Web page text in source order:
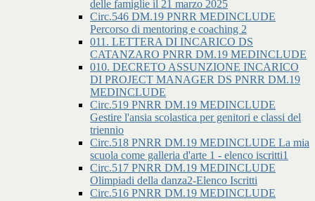
delle famiglie il 21 marzo 2025
Circ.546 DM.19 PNRR MEDINCLUDE
Percorso di mentoring e coaching 2
011. LETTERA DI INCARICO DS
CATANZARO PNRR DM.19 MEDINCLUDE
010. DECRETO ASSUNZIONE INCARICO
DI PROJECT MANAGER DS PNRR DM.19
MEDINCLUDE
Circ.519 PNRR DM.19 MEDINCLUDE
Gestire l'ansia scolastica per genitori e classi del
triennio
Circ.518 PNRR DM.19 MEDINCLUDE La mia
scuola come galleria d'arte 1 - elenco iscritti1
Circ.517 PNRR DM.19 MEDINCLUDE
Olimpiadi della danza2-Elenco Iscritti
Circ.516 PNRR DM.19 MEDINCLUDE